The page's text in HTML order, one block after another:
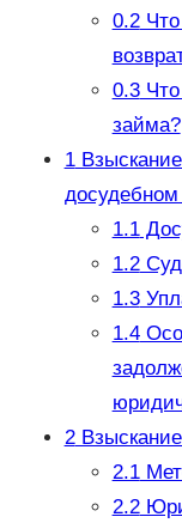
0.2Что
0.3Что
займа?
1Взыскание
1.1
1.2
1.3
1.4
2Взыскание
2.1
2.2